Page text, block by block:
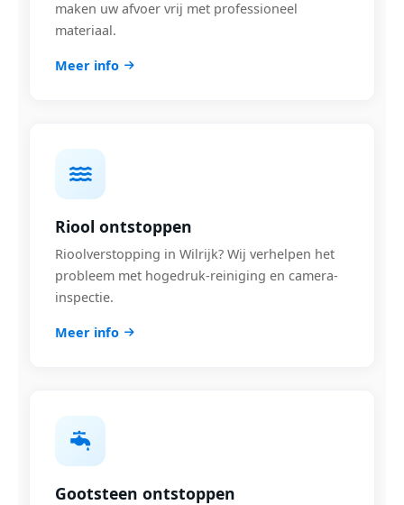
maken uw afvoer vrij met professioneel
materiaal.
Meer info
Riool ontstoppen
Rioolverstopping in Wilrijk? Wij verhelpen het
probleem met hogedruk-reiniging en camera-
inspectie.
Meer info
Gootsteen ontstoppen